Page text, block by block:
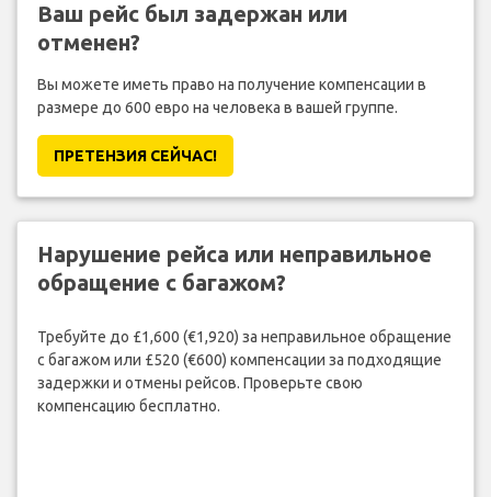
Ваш рейс был задержан или
отменен?
Вы можете иметь право на получение компенсации в
размере до 600 евро на человека в вашей группе.
ПРЕТЕНЗИЯ CЕЙЧАС!
Нарушение рейса или неправильное
обращение с багажом?
Требуйте до £1,600 (€1,920) за неправильное обращение
с багажом или £520 (€600) компенсации за подходящие
задержки и отмены рейсов. Проверьте свою
компенсацию бесплатно.